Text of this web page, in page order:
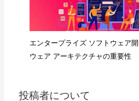
エンタープライズ ソフトウェア
ウェア アーキテクチャの重要性
投稿者について